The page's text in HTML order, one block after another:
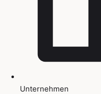
Unternehmen